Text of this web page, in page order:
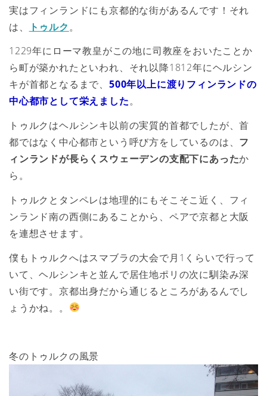
実はフィンランドにも京都的な街があるんです！それ
は、
トゥルク。
1229年にローマ教皇がこの地に司教座をおいたことか
ら町が築かれたといわれ、それ以降1812年にヘルシン
キが首都となるまで、 500年以上に渡りフィンランドの
中心都市として栄えました。
トゥルクはヘルシンキ以前の実質的首都でしたが、首
都ではなく中心都市という呼び方をしているのは、 フ
ィンランドが長らくスウェーデンの支配下にあったか
ら。
トゥルクとタンペレは地理的にもそこそこ近く、フィ
ンランド南の西側にあることから、ペアで京都と大阪
を連想させます。
僕もトゥルクへはスマブラの大会で月1くらいで行って
いて、ヘルシンキと並んで居住地ポリの次に馴染み深
い街です。京都出身だから通じるところがあるんでし
ょうかね。。
冬のトゥルクの風景